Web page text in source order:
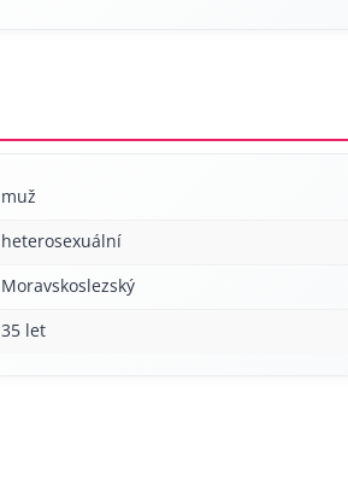
muž
heterosexuální
Moravskoslezský
35 let